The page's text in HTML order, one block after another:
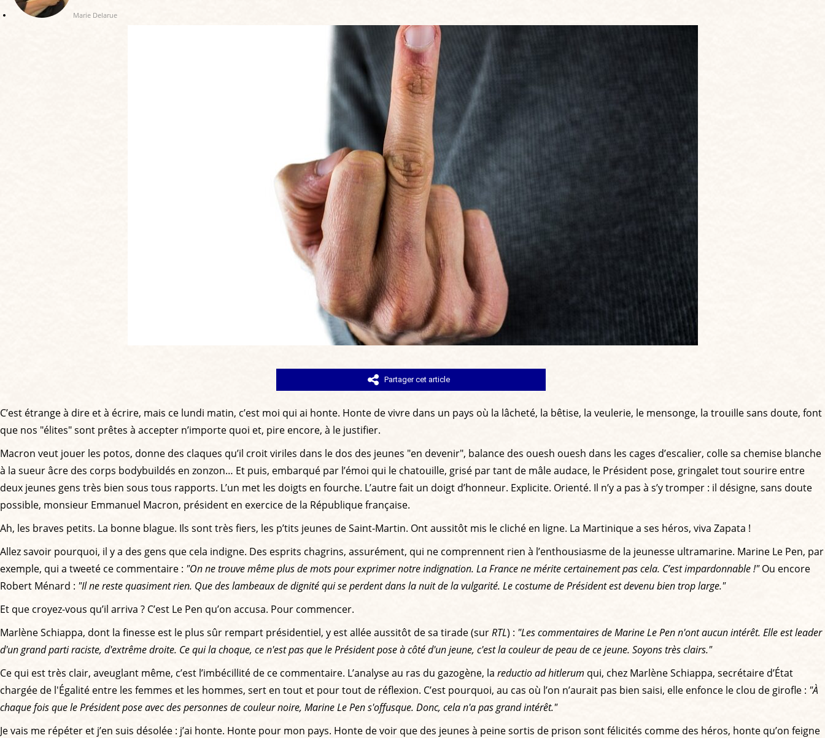
Marie Delarue
Partager cet article
C’est étrange à dire et à écrire, mais ce lundi matin, c’est moi qui ai honte. Honte de vivre dans un pays où la lâcheté, la bêtise, la veulerie, le mensonge, la trouille sans doute, font
que nos "élites" sont prêtes à accepter n’importe quoi et, pire encore, à le justifier.
Macron veut jouer les potos, donne des claques qu’il croit viriles dans le dos des jeunes "en devenir", balance des ouesh ouesh dans les cages d’escalier, colle sa chemise blanche
à la sueur âcre des corps bodybuildés en zonzon… Et puis, embarqué par l’émoi qui le chatouille, grisé par tant de mâle audace, le Président pose, gringalet tout sourire entre
deux jeunes gens très bien sous tous rapports. L’un met les doigts en fourche. L’autre fait un doigt d’honneur. Explicite. Orienté. Il n’y a pas à s’y tromper : il désigne, sans doute
possible, monsieur Emmanuel Macron, président en exercice de la République française.
Ah, les braves petits. La bonne blague. Ils sont très fiers, les p’tits jeunes de Saint-Martin. Ont aussitôt mis le cliché en ligne. La Martinique a ses héros, viva Zapata !
Allez savoir pourquoi, il y a des gens que cela indigne. Des esprits chagrins, assurément, qui ne comprennent rien à l’enthousiasme de la jeunesse ultramarine. Marine Le Pen, par
exemple, qui a tweeté ce commentaire : "On ne trouve même plus de mots pour exprimer notre indignation. La France ne mérite certainement pas cela. C’est impardonnable !"Ou encore
Robert Ménard : "Il ne reste quasiment rien. Que des lambeaux de dignité qui se perdent dans la nuit de la vulgarité. Le costume de Président est devenu bien trop large."
Et que croyez-vous qu’il arriva ? C’est Le Pen qu’on accusa. Pour commencer.
Marlène Schiappa, dont la finesse est le plus sûr rempart présidentiel, y est allée aussitôt de sa tirade (surRTL) : "Les commentaires de Marine Le Pen n'ont aucun intérêt. Elle est leader
d'un grand parti raciste, d'extrême droite. Ce qui la choque, ce n'est pas que le Président pose à côté d'un jeune, c'est la couleur de peau de ce jeune. Soyons très clairs."
Ce qui est très clair, aveuglant même, c’est l’imbécillité de ce commentaire. L’analyse au ras du gazogène, la reductio ad hitlerum qui, chez Marlène Schiappa, secrétaire d’État
chargée de l'Égalité entre les femmes et les hommes, sert en tout et pour tout de réflexion. C’est pourquoi, au cas où l’on n’aurait pas bien saisi, elle enfonce le clou de girofle : "À
chaque fois que le Président pose avec des personnes de couleur noire, Marine Le Pen s'offusque. Donc, cela n'a pas grand intérêt."
Je vais me répéter et j’en suis désolée : j’ai honte. Honte pour mon pays. Honte de voir que des jeunes à peine sortis de prison sont félicités comme des héros, honte qu’on feigne